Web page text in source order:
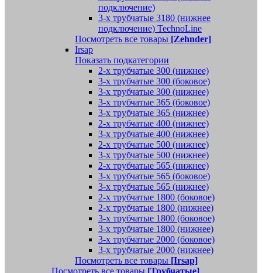
подключение)
3-х трубчатые 3180 (нижнее
подключение) TechnoLine
Посмотреть все товары [Zehnder]
Irsap
Показать подкатегории
2-х трубчатые 300 (нижнее)
3-х трубчатые 300 (боковое)
3-х трубчатые 300 (нижнее)
3-х трубчатые 365 (боковое)
3-х трубчатые 365 (нижнее)
2-х трубчатые 400 (нижнее)
3-х трубчатые 400 (нижнее)
2-х трубчатые 500 (нижнее)
3-х трубчатые 500 (нижнее)
2-х трубчатые 565 (нижнее)
3-х трубчатые 565 (боковое)
3-х трубчатые 565 (нижнее)
2-х трубчатые 1800 (боковое)
2-х трубчатые 1800 (нижнее)
3-х трубчатые 1800 (боковое)
3-х трубчатые 1800 (нижнее)
3-х трубчатые 2000 (боковое)
3-х трубчатые 2000 (нижнее)
Посмотреть все товары [Irsap]
Посмотреть все товары [Трубчатые]